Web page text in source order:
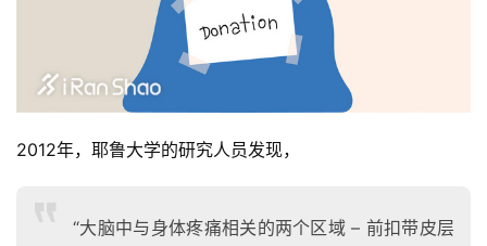
2012年，耶鲁大学的研究人员发现，
“大脑中与身体疼痛相关的两个区域 – 前扣带皮层